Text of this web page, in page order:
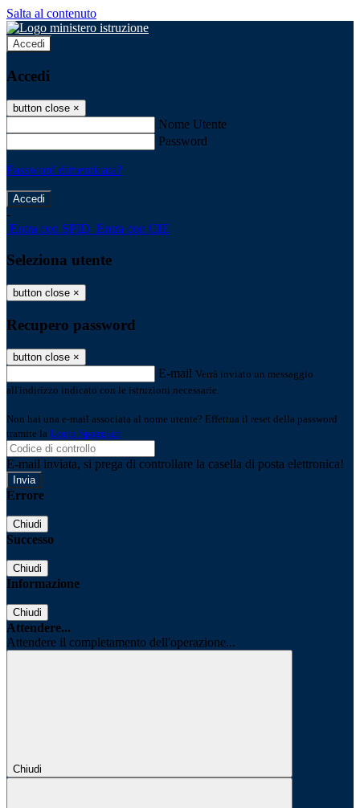
Salta al contenuto
Accedi
Accedi
button close ×
Nome Utente
Password
Password dimenticata?
-
Entra con SPID Entra con CIE
Seleziona utente
button close ×
Recupero password
button close ×
E-mail Verrà inviato un messaggio
all'indirizzo indicato con le istruzioni necessarie.
Non hai una e-mail associata al nome utente? Effettua il reset della password
tramite la Login Spaggiari
E-mail inviata, si prega di controllare la casella di posta elettronica!
Errore
Chiudi
Successo
Chiudi
Informazione
Chiudi
Attendere...
Attendere il completamento dell'operazione...
Chiudi